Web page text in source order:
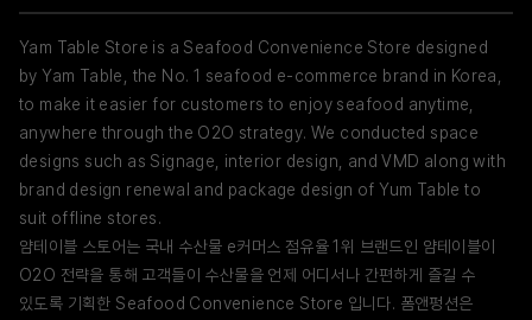
Yam Table Store is a Seafood Convenience Store designed
by Yam Table, the No. 1 seafood e-commerce brand in Korea,
to make it easier for customers to enjoy seafood anytime,
anywhere through the O2O strategy. We conducted space
designs such as Signage, interior design, and VMD along with
brand design renewal and package design of Yum Table to
suit offline stores.
얌테이블 스토어는 국내 수산물 e커머스 점유율 1위 브랜드인 얌테이블이
O2O 전략을 통해 고객들이 수산물을 언제 어디서나 간편하게 즐길 수
있도록 기획한 Seafood Convenience Store 입니다. 폼앤펑션은